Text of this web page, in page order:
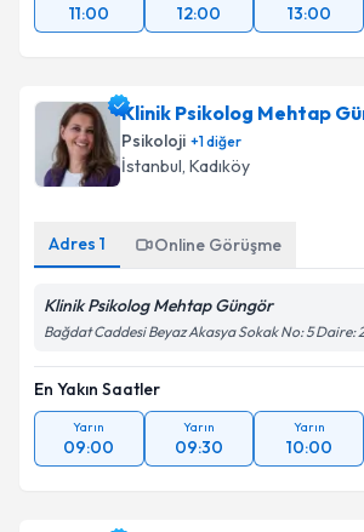
Yarın
11:00
Yarın
12:00
Yarın
13:00
Klinik Psikolog Mehtap
Psikoloji diğer
İstanbul, Kadıköy
Adres 1 Online Görüşme
Klinik Psikolog Mehtap Güngör
Bağdat Caddesi Beyaz Akasya Sokak No: 5 Daire:
En Yakın Saatler
Yarın
09:00
Yarın
09:30
Yarın
10:00